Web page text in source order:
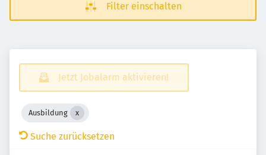
Filter einschalten
Jetzt Jobalarm aktivieren!
Ausbildung
Suche zurücksetzen